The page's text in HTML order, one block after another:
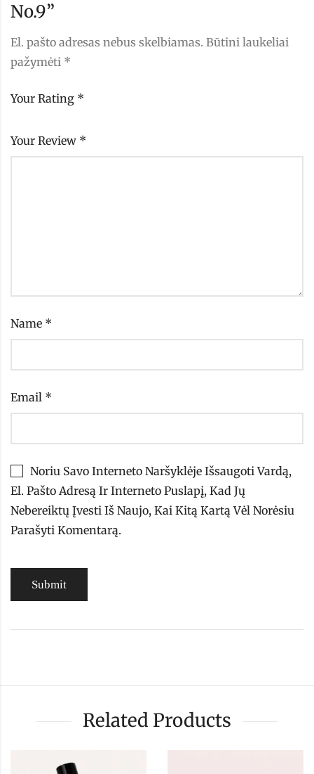
No.9”
El. pašto adresas nebus skelbiamas. Būtini laukeliai
pažymėti *
Your Rating *
Your Review *
Name *
Email *
Noriu Savo Interneto Naršyklėje Išsaugoti Vardą,
El. Pašto Adresą Ir Interneto Puslapį, Kad Jų
Nebereiktų Įvesti Iš Naujo, Kai Kitą Kartą Vėl Norėsiu
Parašyti Komentarą.
Related Products